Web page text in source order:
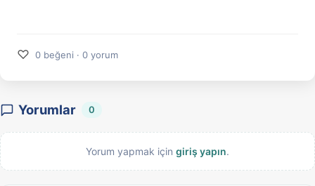
♡ 0 beğeni · 0 yorum
Yorumlar 0
Yorum yapmak için giriş yapın.